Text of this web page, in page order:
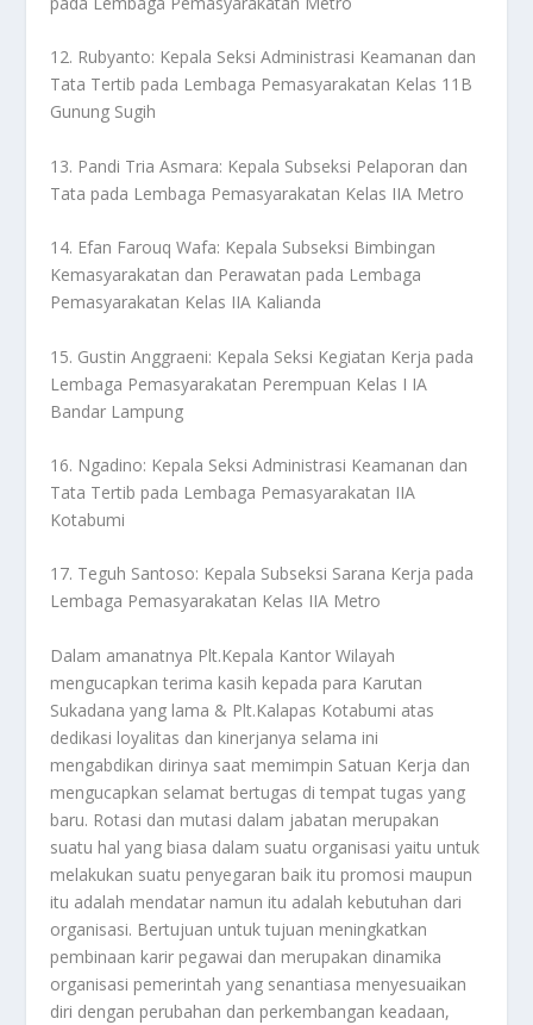
12. Rubyanto: Kepala Seksi Administrasi Keamanan dan
Tata Tertib pada Lembaga Pemasyarakatan Kelas 11B
Gunung Sugih
13. Pandi Tria Asmara: Kepala Subseksi Pelaporan dan
Tata pada Lembaga Pemasyarakatan Kelas IIA Metro
14. Efan Farouq Wafa: Kepala Subseksi Bimbingan
Kemasyarakatan dan Perawatan pada Lembaga
Pemasyarakatan Kelas IIA Kalianda
15. Gustin Anggraeni: Kepala Seksi Kegiatan Kerja pada
Lembaga Pemasyarakatan Perempuan Kelas I IA
Bandar Lampung
16. Ngadino: Kepala Seksi Administrasi Keamanan dan
Tata Tertib pada Lembaga Pemasyarakatan IIA
Kotabumi
17. Teguh Santoso: Kepala Subseksi Sarana Kerja pada
Lembaga Pemasyarakatan Kelas IIA Metro
Dalam amanatnya Plt.Kepala Kantor Wilayah
mengucapkan terima kasih kepada para Karutan
Sukadana yang lama & Plt.Kalapas Kotabumi atas
dedikasi loyalitas dan kinerjanya selama ini
mengabdikan dirinya saat memimpin Satuan Kerja dan
mengucapkan selamat bertugas di tempat tugas yang
baru. Rotasi dan mutasi dalam jabatan merupakan
suatu hal yang biasa dalam suatu organisasi yaitu untuk
melakukan suatu penyegaran baik itu promosi maupun
itu adalah mendatar namun itu adalah kebutuhan dari
organisasi. Bertujuan untuk tujuan meningkatkan
pembinaan karir pegawai dan merupakan dinamika
organisasi pemerintah yang senantiasa menyesuaikan
diri dengan perubahan dan perkembangan keadaan,